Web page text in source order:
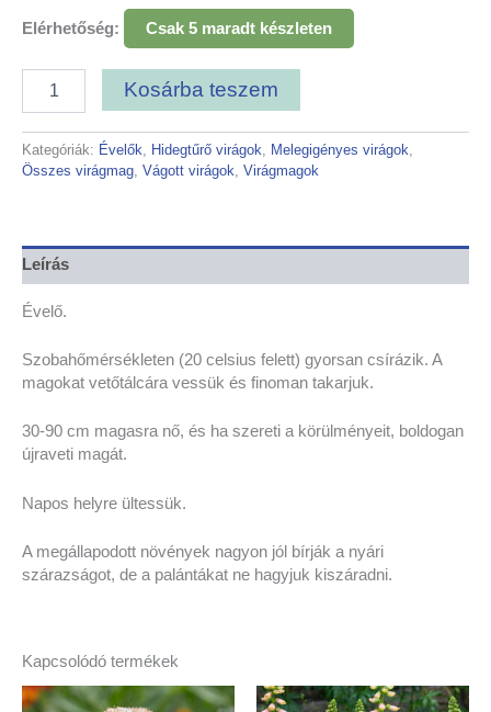
Elérhetőség: Csak 5 maradt készleten
Kosárba teszem
Kategóriák: Évelők, Hidegtűrő virágok, Melegigényes virágok,
Összes virágmag, Vágott virágok, Virágmagok
Leírás
Évelő.
Szobahőmérsékleten (20 celsius felett) gyorsan csírázik. A
magokat vetőtálcára vessük és finoman takarjuk.
30-90 cm magasra nő, és ha szereti a körülményeit, boldogan
újraveti magát.
Napos helyre ültessük.
A megállapodott növények nagyon jól bírják a nyári
szárazságot, de a palántákat ne hagyjuk kiszáradni.
Kapcsolódó termékek